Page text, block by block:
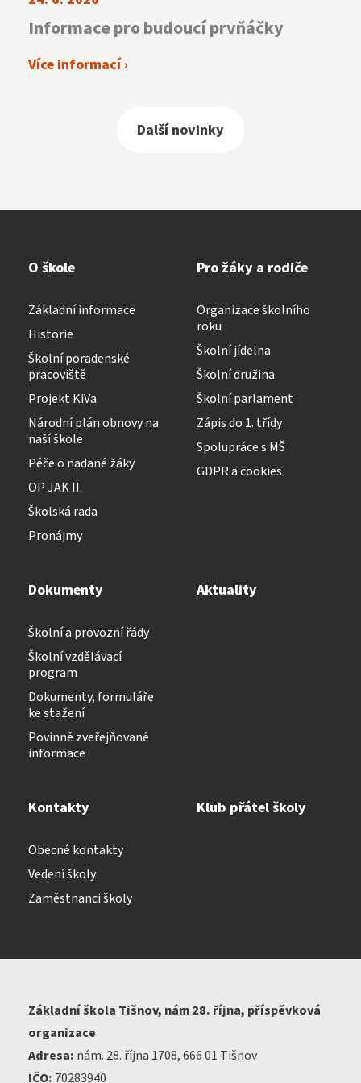
Informace pro budoucí prvňáčky
Více informací ›
Další novinky
O škole
Základní informace
Historie
Školní poradenské
pracoviště
Projekt KiVa
Národní plán obnovy na
naší škole
Péče o nadané žáky
OP JAK II.
Školská rada
Pronájmy
Pro žáky a rodiče
Organizace školního
roku
Školní jídelna
Školní družina
Školní parlament
Zápis do 1. třídy
Spolupráce s MŠ
GDPR a cookies
Dokumenty
Školní a provozní řády
Školní vzdělávací
program
Dokumenty, formuláře
ke stažení
Povinně zveřejňované
informace
Aktuality
Kontakty
Obecné kontakty
Vedení školy
Zaměstnanci školy
Klub přátel školy
Základní škola Tišnov, nám 28. října, příspěvková
organizace
Adresa: nám. 28. října 1708, 666 01 Tišnov
IČO: 70283940